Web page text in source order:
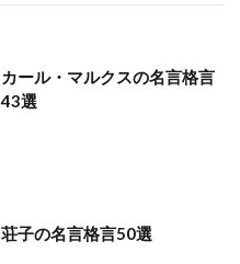
カール・マルクスの名言格言
43選
荘子の名言格言50選